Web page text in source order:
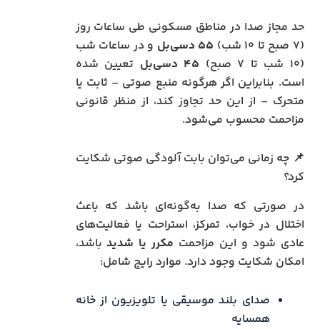
حد مجاز صدا در مناطق مسکونی طی ساعات روز
(۷ صبح تا ۱۰ شب)
۵۵ دسی‌بل
و در ساعات شب
(۱۰ شب تا ۷ صبح)
۴۵ دسی‌بل
تعیین شده
است. بنابراین اگر هرگونه منبع صوتی – ثابت یا
متحرک – از این حد تجاوز کند، از منظر قانونی
مزاحمت محسوب می‌شود.
📌 چه زمانی می‌توان بابت آلودگی صوتی شکایت
کرد؟
در صورتی که صدا به‌گونه‌ای باشد که باعث
اختلال در خواب، تمرکز، استراحت یا فعالیت‌های
عادی شود و این مزاحمت مکرر یا شدیدباشد،
امکان شکایت وجود دارد. موارد رایج شامل:
صدای بلند موسیقی یا تلویزیون از خانه
همسایه